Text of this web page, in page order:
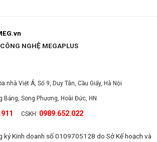
NGHỆ MEGAPLUS
nhà Việt Á, Số 9, Duy Tân, Cầu Giấy, Hà Nội
Bảng, Song Phương, Hoài Đức, HN
CSKH: 0989.652.022
ký Kinh doanh số 0109705128 do Sở Kế hoạch và